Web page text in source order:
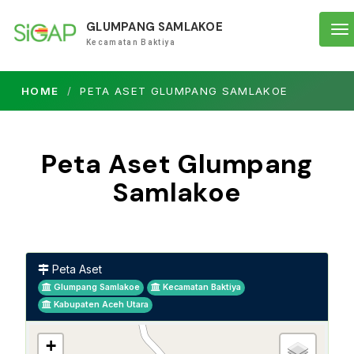
GLUMPANG SAMLAKOE
Kecamatan Baktiya
HOME PETA ASET GLUMPANG SAMLAKOE
Peta Aset Glumpang
Samlakoe
Peta Aset
Glumpang Samlakoe
Kecamatan Baktiya
Kabupaten Aceh Utara
+